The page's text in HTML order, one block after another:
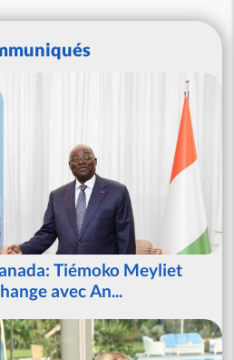
Tiémoko Meyliet
avec An...